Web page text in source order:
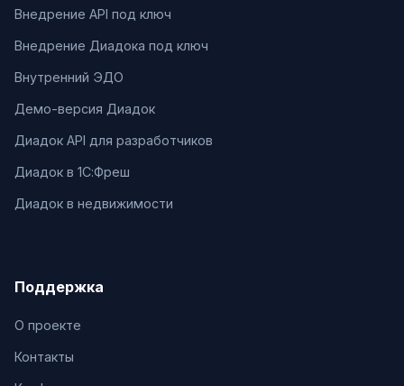
Внедрение API под ключ
Внедрение Диадока под ключ
Внутренний ЭДО
Демо-версия Диадок
Диадок API для разработчиков
Диадок в 1С:Фреш
Диадок в недвижимости
Поддержка
О проекте
Контакты